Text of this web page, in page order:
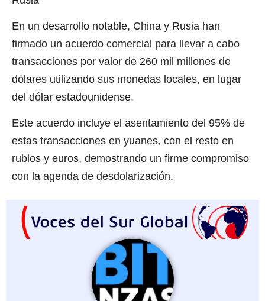
En un desarrollo notable, China y Rusia han
firmado un acuerdo comercial para llevar a cabo
transacciones por valor de 260 mil millones de
dólares utilizando sus monedas locales, en lugar
del dólar estadounidense.
Este acuerdo incluye el asentamiento del 95% de
estas transacciones en yuanes, con el resto en
rublos y euros, demostrando un firme compromiso
con la agenda de desdolarización.